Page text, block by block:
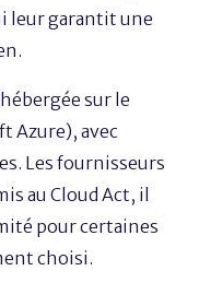
leur garantit une
sur le
Azure), avec
Les fournisseurs
au Cloud Act, il
pour certaines
choisi.